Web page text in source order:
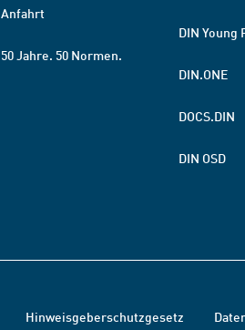
Anfahrt
50 Jahre. 50 Normen.
DIN
DIN.ONE
DOCS.DIN
DIN OSD
Hinweisgeberschutzgesetz